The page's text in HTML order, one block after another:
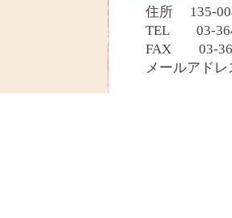
住所 135-0042
TEL 03-
FAX 03-
メールアド